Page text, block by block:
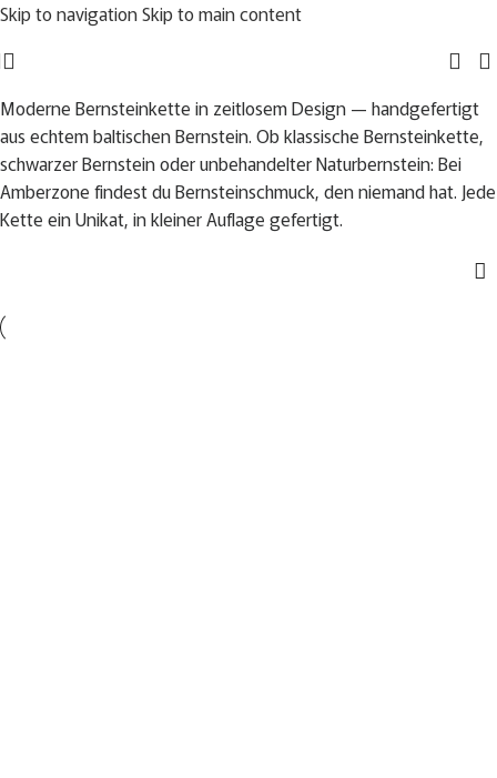
Skip to navigationSkip to main content
Moderne Bernsteinkette in zeitlosem Design — handgefertigt
aus echtem baltischen Bernstein. Ob klassische Bernsteinkette,
schwarzer Bernstein oder unbehandelter Naturbernstein: Bei
Amberzone findest du Bernsteinschmuck, den niemand hat. Jede
Kette ein Unikat, in kleiner Auflage gefertigt.